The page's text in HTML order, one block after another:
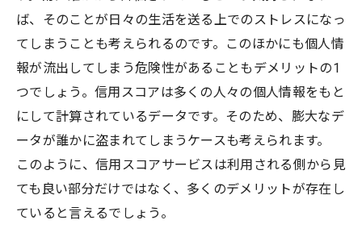
ば、そのことが日々の生活を送る上でのストレスになっ
てしまうことも考えられるのです。このほかにも個人情
報が流出してしまう危険性があることもデメリットの1
つでしょう。信用スコアは多くの人々の個人情報をもと
にして計算されているデータです。そのため、膨大なデ
ータが誰かに盗まれてしまうケースも考えられます。
このように、信用スコアサービスは利用される側から見
ても良い部分だけではなく、多くのデメリットが存在し
ていると言えるでしょう。